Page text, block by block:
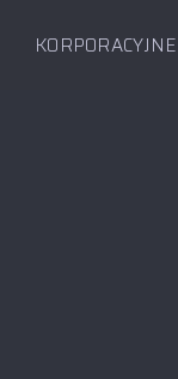
KORPORACYJNE